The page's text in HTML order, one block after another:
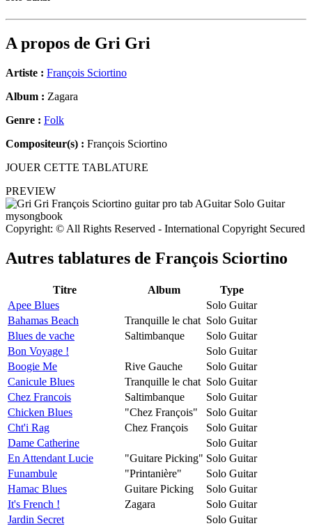
A propos de Gri Gri
Artiste : François Sciortino
Album : Zagara
Genre : Folk
Compositeur(s) : François Sciortino
JOUER CETTE TABLATURE
PREVIEW
Copyright: © All Rights Reserved - International Copyright Secured
Autres tablatures de François Sciortino
Titre Album
Type
Apee Blues
Solo Guitar
Bahamas Beach
Tranquille le chat Solo Guitar
Blues de vache
Saltimbanque
Solo Guitar
Bon Voyage !
Solo Guitar
Boogie Me
Rive Gauche
Solo Guitar
Canicule Blues
Tranquille le chat Solo Guitar
Chez Francois
Saltimbanque
Solo Guitar
Chicken Blues
"Chez François"
Solo Guitar
Cht'i Rag
Chez François
Solo Guitar
Dame Catherine
Solo Guitar
En Attendant Lucie
"Guitare Picking" Solo Guitar
Funambule
"Printanière"
Solo Guitar
Hamac Blues
Guitare Picking
Solo Guitar
It's French !
Zagara
Solo Guitar
Jardin Secret
Solo Guitar